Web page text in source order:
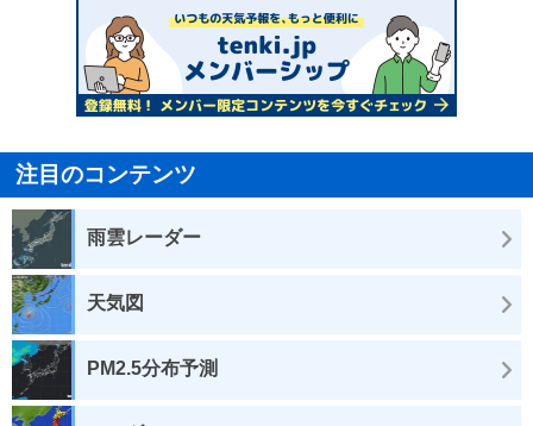
注目のコンテンツ
雨雲レーダー
天気図
PM2.5分布予測